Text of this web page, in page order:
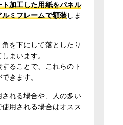
加工した用紙をパネル
ミフレームで額装しま
を下にして落としたり
まいます。
ることで、これらのト
きます。
れる場合や、人の多い
用される場合はオスス